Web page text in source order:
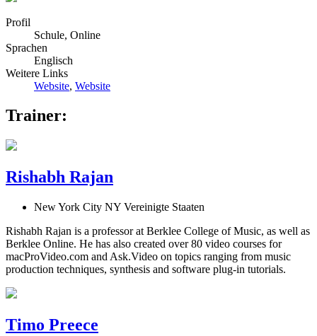
Profil
Schule, Online
Sprachen
Englisch
Weitere Links
Website, Website
Trainer:
Rishabh Rajan
New York City NY Vereinigte Staaten
Rishabh Rajan is a professor at Berklee College of Music, as well as
Berklee Online. He has also created over 80 video courses for
macProVideo.com and Ask.Video on topics ranging from music
production techniques, synthesis and software plug-in tutorials.
Timo Preece